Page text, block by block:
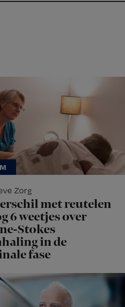
Zorg
met reutelen
6 weetjes over
Stokes
in de
fase